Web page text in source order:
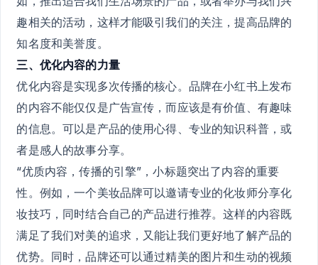
趣相关的活动，这样才能吸引我们的关注，提高品牌的
知名度和美誉度。
三、优化内容的力量
优化内容是实现多次传播的核心。品牌在小红书上发布
的内容不能仅仅是广告宣传，而应该是有价值、有趣味
的信息。可以是产品的使用心得、专业的知识科普，或
者是感人的故事分享。
“优质内容，传播的引擎”，小标题突出了内容的重要
性。例如，一个美妆品牌可以邀请专业的化妆师分享化
妆技巧，同时结合自己的产品进行推荐。这样的内容既
满足了我们对美的追求，又能让我们更好地了解产品的
优势。同时，品牌还可以通过精美的图片和生动的视频